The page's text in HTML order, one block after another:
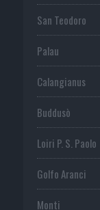
San Teodoro
Palau
Calangianus
Buddusò
Loiri P. S. Paolo
Golfo Aranci
Monti